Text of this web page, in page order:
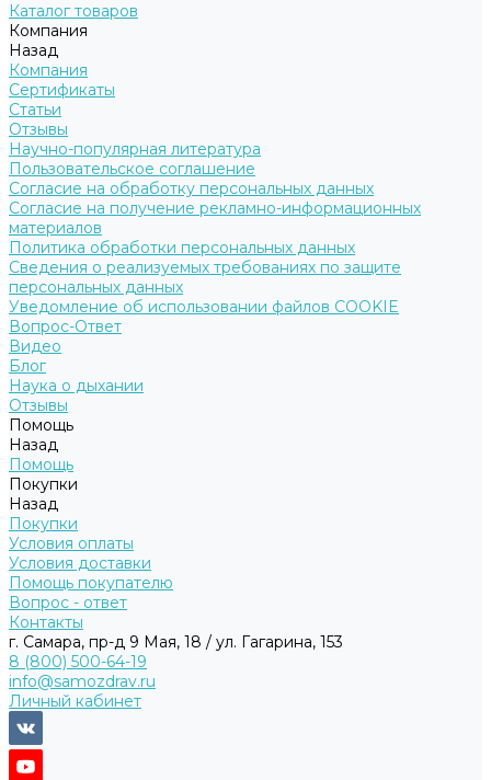
Каталог товаров
Компания
Назад
Компания
Сертификаты
Статьи
Отзывы
Научно-популярная литература
Пользовательское соглашение
Согласие на обработку персональных данных
Согласие на получение рекламно-информационных
материалов
Политика обработки персональных данных
Сведения о реализуемых требованиях по защите
персональных данных
Уведомление об использовании файлов COOKIE
Вопрос-Ответ
Видео
Блог
Наука о дыхании
Отзывы
Помощь
Назад
Помощь
Покупки
Назад
Покупки
Условия оплаты
Условия доставки
Помощь покупателю
Вопрос - ответ
Контакты
г. Самара, пр-д 9 Мая, 18 / ул. Гагарина, 153
8 (800) 500-64-19
info@samozdrav.ru
Личный кабинет